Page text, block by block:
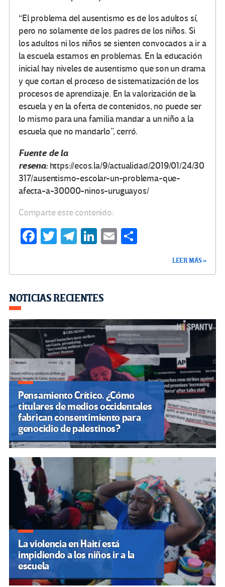
“El problema del ausentismo es de los adultos sí,
pero no solamente de los padres de los niños. Si
los adultos ni los niños se sienten convocados a ir a
la escuela estamos en problemas. En la educación
inicial hay niveles de ausentismo que son un drama
y que cortan el proceso de sistematización de los
procesos de aprendizaje. En la valorización de la
escuela y en la oferta de contenidos, no puede ser
lo mismo para una familia mandar a un niño a la
escuela que no mandarlo”, cerró.
Fuente de la
reseña:https://ecos.la/9/actualidad/2019/01/24/30
317/ausentismo-escolar-un-problema-que-
afecta-a-30000-ninos-uruguayos/
Comparte este contenido:
Fa
o
k
T
Te
m
Li
n
E
tir
LEER MÁS »
NOTICIAS RECIENTES
Pensamiento Crítico. ¿Cómo
titulares de medios occidentales
fabrican consentimiento para
genocidio de palestinos?
La violencia en Haití está
impidiendo a los niños ir a la
escuela